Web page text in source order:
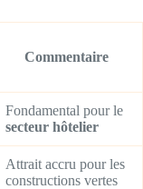
Commentaire
Fondamental pour le
secteur hôtelier
Attrait accru pour les
constructions vertes